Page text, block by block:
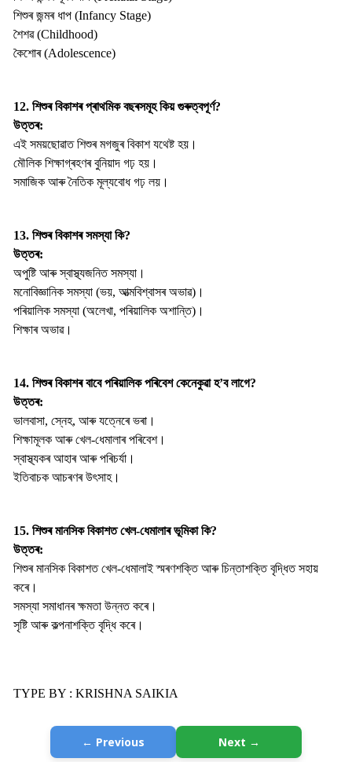
শিশুৰ জন্মৰ ধাপ (Infancy Stage)
শৈশৱ (Childhood)
কৈশোৰ (Adolescence)
12. শিশুৰ বিকাশৰ প্ৰাথমিক বছৰসমূহ কিয় গুৰুত্বপূর্ণ?
উত্তৰ:
এই সময়ছোৱাত শিশুৰ মগজুৰ বিকাশ যথেষ্ট হয়।
মৌলিক শিক্ষাগ্ৰহণৰ বুনিয়াদ গঢ় হয়।
সমাজিক আৰু নৈতিক মূল্যবোধ গঢ় লয়।
13. শিশুৰ বিকাশৰ সমস্যা কি?
উত্তৰ:
অপুষ্টি আৰু স্বাস্থ্যজনিত সমস্যা।
মনোবিজ্ঞানিক সমস্যা (ভয়, আত্মবিশ্বাসৰ অভাৱ)।
পৰিয়ালিক সমস্যা (অলেখা, পৰিয়ালিক অশান্তি)।
শিক্ষাৰ অভাৱ।
14. শিশুৰ বিকাশৰ বাবে পৰিয়ালিক পৰিবেশ কেনেকুৱা হ’ব লাগে?
উত্তৰ:
ভালবাসা, স্নেহ, আৰু যত্নেৰে ভৰা।
শিক্ষামূলক আৰু খেল-ধেমালাৰ পৰিবেশ।
স্বাস্থ্যকৰ আহাৰ আৰু পৰিচৰ্যা।
ইতিবাচক আচৰণৰ উৎসাহ।
15. শিশুৰ মানসিক বিকাশত খেল-ধেমালাৰ ভূমিকা কি?
উত্তৰ:
শিশুৰ মানসিক বিকাশত খেল-ধেমালাই স্মৰণশক্তি আৰু চিন্তাশক্তি বৃদ্ধিত সহায়
কৰে।
সমস্যা সমাধানৰ ক্ষমতা উন্নত কৰে।
সৃষ্টি আৰু কল্পনাশক্তি বৃদ্ধি কৰে।
TYPE BY : KRISHNA SAIKIA
← Previous Next →